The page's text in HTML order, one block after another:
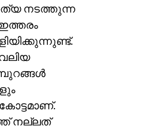
നടത്തുന്ന
നല്ലത്